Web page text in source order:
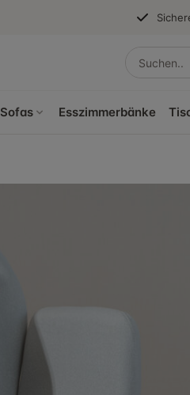
Sofas Esszimmerbänke